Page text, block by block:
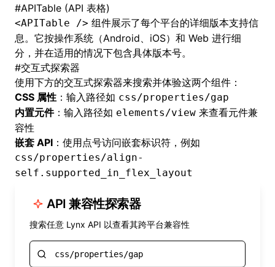
#APITable (API 表格)
<APITable /> 组件展示了每个平台的详细版本支持信
息。它按操作系统（Android、iOS）和 Web 进行细
分，并在适用的情况下包含具体版本号。
#交互式探索器
使用下方的交互式探索器来搜索并体验这两个组件：
CSS 属性 ：输入路径如 css/properties/gap
内置元件：输入路径如 elements/view 来查看元件兼
容性
嵌套 API ：使用点号访问嵌套标识符，例如
css/properties/align-
self.supported_in_flex_layout
API 兼容性探索器
搜索任意 Lynx API 以查看其跨平台兼容性